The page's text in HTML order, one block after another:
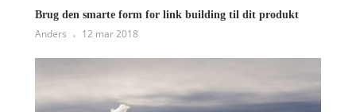
Brug den smarte form for link building til dit produkt
Anders 12 mar 2018